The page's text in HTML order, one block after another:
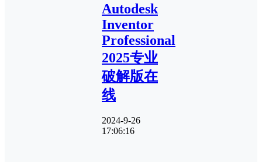
Autodesk
Inventor
Professional
2025专业
破解版在
线
2024-9-26
17:06:16